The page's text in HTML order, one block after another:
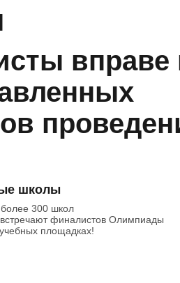
вправе
школы
300 школ
финалистов Олимпиады
площадках!